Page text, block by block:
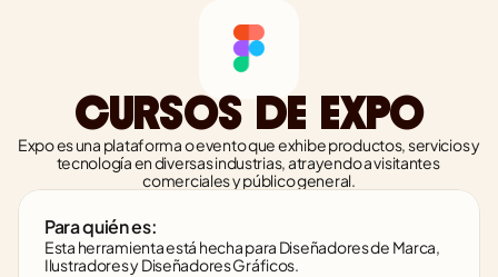
CURSOS DE EXPO
Expo es una plataforma o evento que exhibe productos, servicios y
tecnología en diversas industrias, atrayendo a visitantes
comerciales y público general.
Para quién es:
Esta herramienta está hecha para Diseñadores de Marca,
Ilustradores y Diseñadores Gráficos.